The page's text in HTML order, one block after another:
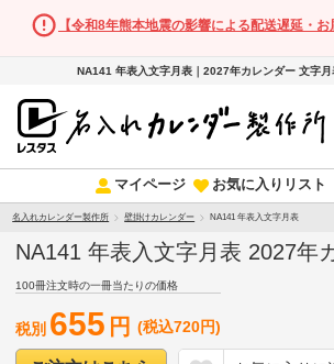
【令和8年熊本地震の影響による配送遅延・お
NA141 年表入文字月表｜2027年カレンダー 文字月
マイページ お気に入りリスト
名入れカレンダー製作所 壁掛けカレンダー NA141 年表入文字月表
NA141 年表入文字月表 2027年
100冊注文時の一冊当たりの価格
税別 655 円 (税込720円)